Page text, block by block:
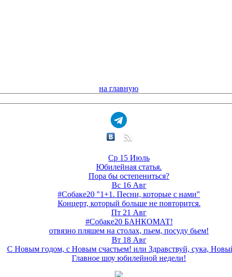
на главную
Ср 15 Июль
Юбилейная статья.
Пора бы остепениться?
Вс 16 Авг
#Собаке20 "1+1. Песни, которые с нами"
Концерт, который больше не повторится.
Пт 21 Авг
#Собаке20 БАНКОМАТ!
отвязно пляшем на столах, пьем, посуду бьем!
Вт 18 Авг
С Новым годом, с Новым счастьем! или Здравствуй, сука,
Главное шоу юбилейной недели!